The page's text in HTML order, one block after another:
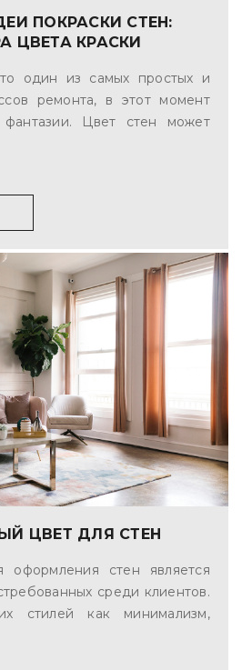
ПОКРАСКИ СТЕН:
ЦВЕТА КРАСКИ
один из самых простых и
ремонта, в этот момент
Цвет стен может
ЦВЕТ ДЛЯ СТЕН
стен является
среди клиентов.
стилей как минимализм,